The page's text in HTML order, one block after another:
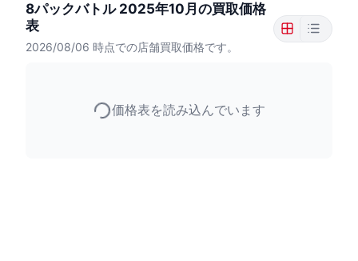
8パックバトル 2025年10月の買取価格
表
2026/08/06 時点での店舗買取価格です。
価格表を読み込んでいます